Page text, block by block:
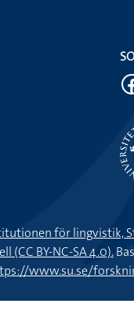
för lingvistik,
(CC BY-NC-SA 4.0).
www.su.se/